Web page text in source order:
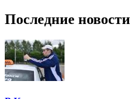
Последние новости